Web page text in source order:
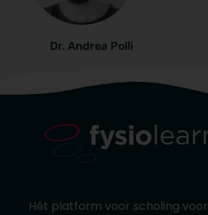
Dr. Andrea Polli
Hét platform voor scholing voor